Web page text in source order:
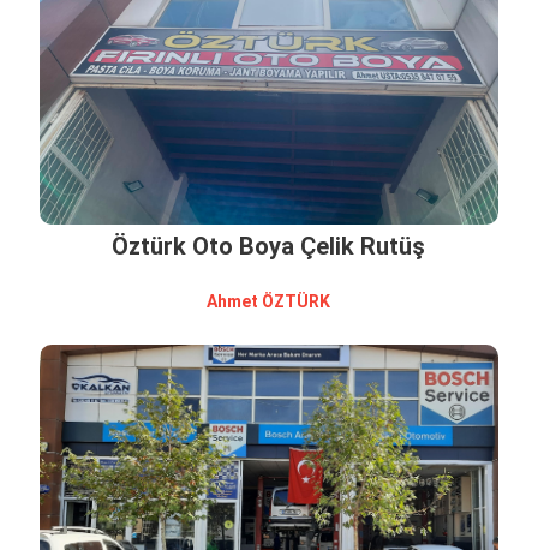
Öztürk Oto Boya Çelik Rutüş
Ahmet ÖZTÜRK